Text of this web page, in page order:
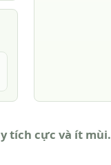
tích cực và ít mùi.